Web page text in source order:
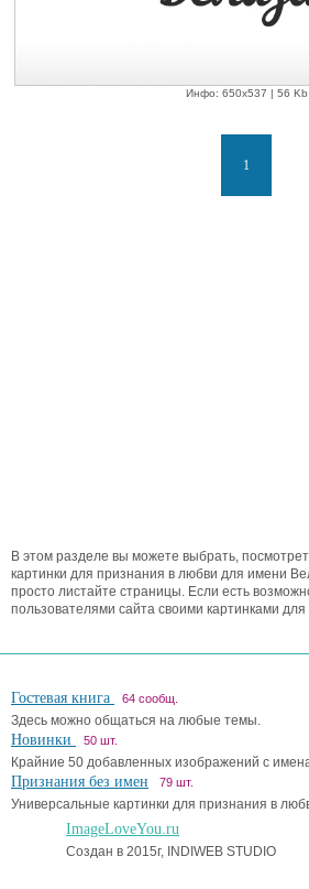
Инфо: 650х537 | 56 Kb
1
В этом разделе вы можете выбрать,
картинки для признания в любви для имени
просто листайте страницы. Если есть
пользователями сайта своими картинками
Гостевая книга 64 сообщ.
Здесь можно общаться на любые темы.
Новинки 50 шт.
Крайние 50 добавленных изображений с
Признания без имен 79 шт.
Универсальные картинки для признания в
ImageLoveYou.ru
Создан в 2015г, INDIWEB STUDIO